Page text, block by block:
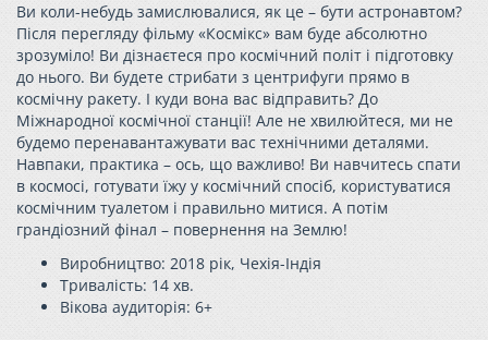
Ви коли-небудь замислювалися, як це – бути астронавтом?
Після перегляду фільму «Космікс» вам буде абсолютно
зрозуміло! Ви дізнаєтеся про космічний політ і підготовку
до нього. Ви будете стрибати з центрифуги прямо в
космічну ракету. І куди вона вас відправить? До
Міжнародної космічної станції! Але не хвилюйтеся, ми не
будемо перенавантажувати вас технічними деталями.
Навпаки, практика – ось, що важливо! Ви навчитесь спати
в космосі, готувати їжу у космічний спосіб, користуватися
космічним туалетом і правильно митися. А потім
грандіозний фінал – повернення на Землю!
Виробництво: 2018 рік, Чехія-Індія
Тривалість: 14 хв.
Вікова аудиторія: 6+